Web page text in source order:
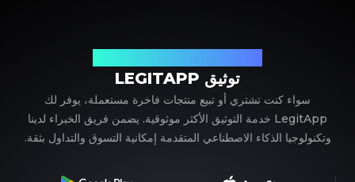
توثيق LEGITAPP
سواء كنت تشتري أو تبيع منتجات فاخرة مستعملة، يوفر لك
LegitApp خدمة التوثيق الأكثر موثوقية. يضمن فريق الخبراء لدينا
وتكنولوجيا الذكاء الاصطناعي المتقدمة إمكانية التسوق والتداول بثقة.